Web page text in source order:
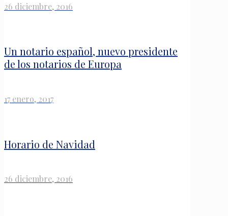
26 diciembre, 2016
Un notario español, nuevo presidente
de los notarios de Europa
17 enero, 2017
Horario de Navidad
26 diciembre, 2016